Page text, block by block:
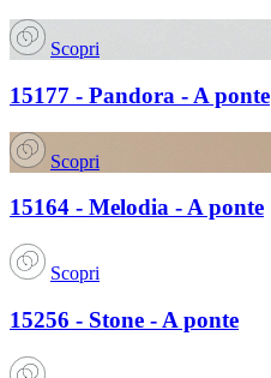
Scopri
15177 - Pandora - A ponte
Scopri
15164 - Melodia - A ponte
Scopri
15256 - Stone - A ponte